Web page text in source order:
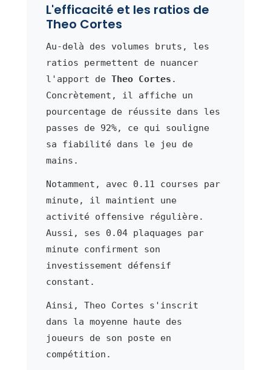
L'efficacité et les ratios de
Theo Cortes
Au-delà des volumes bruts, les
ratios permettent de nuancer
l'apport de Theo Cortes .
Concrètement, il affiche un
pourcentage de réussite dans les
passes de 92%, ce qui souligne
sa fiabilité dans le jeu de
mains.
Notamment, avec 0.11 courses par
minute, il maintient une
activité offensive régulière.
Aussi, ses 0.04 plaquages par
minute confirment son
investissement défensif
constant.
Ainsi, Theo Cortes s'inscrit
dans la moyenne haute des
joueurs de son poste en
compétition.